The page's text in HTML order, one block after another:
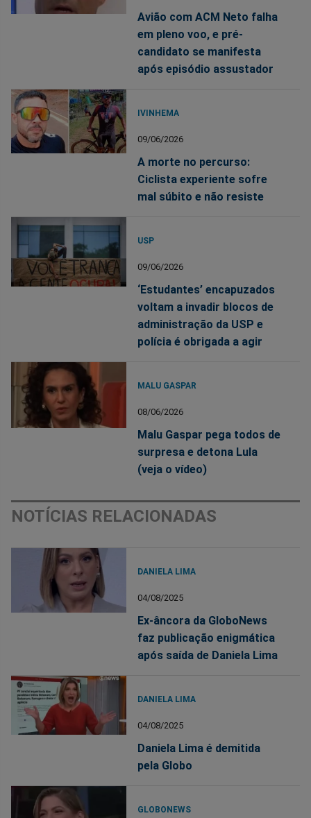
Avião com ACM Neto falha
em pleno voo, e pré-
candidato se manifesta
após episódio assustador
IVINHEMA
09/06/2026
A morte no percurso:
Ciclista experiente sofre
mal súbito e não resiste
USP
09/06/2026
‘Estudantes’ encapuzados
voltam a invadir blocos de
administração da USP e
polícia é obrigada a agir
MALU GASPAR
08/06/2026
Malu Gaspar pega todos de
surpresa e detona Lula
(veja o vídeo)
NOTÍCIAS RELACIONADAS
DANIELA LIMA
04/08/2025
Ex-âncora da GloboNews
faz publicação enigmática
após saída de Daniela Lima
DANIELA LIMA
04/08/2025
Daniela Lima é demitida
pela Globo
GLOBONEWS